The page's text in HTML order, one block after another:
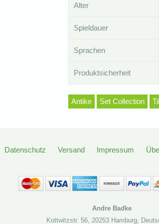
Alter
Spieldauer
Sprachen
Produktsicherheit
Antike Set Collection
Datenschutz Versand Impressum
Andre Badke
Kottwitzstr. 56, 20253 Hamburg,